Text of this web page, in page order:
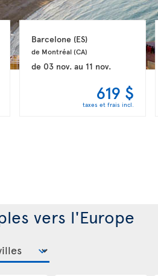
Barcelone (ES)
de Montréal (CA)
de 03 nov. au 11 nov.
619 $
taxes et frais incl.
vers l'Europe